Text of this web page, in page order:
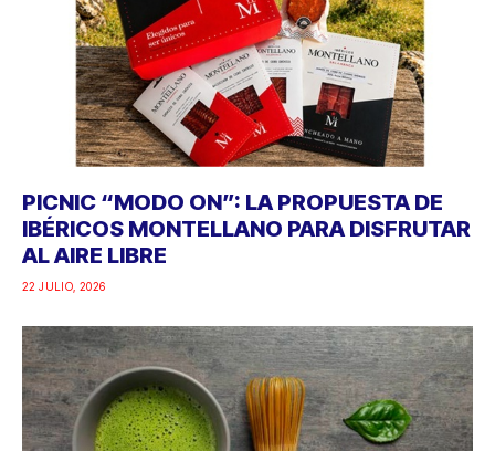
PICNIC “MODO ON”: LA PROPUESTA DE
IBÉRICOS MONTELLANO PARA DISFRUTAR
AL AIRE LIBRE
22 JULIO, 2026